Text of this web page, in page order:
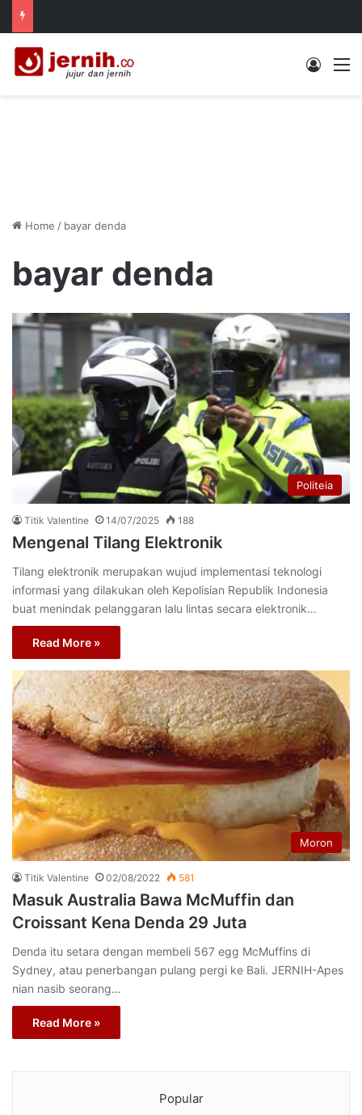
Log In
Home / bayar denda
bayar denda
Politeia
Titik Valentine 14/07/2025 188
Mengenal Tilang Elektronik
Tilang elektronik merupakan wujud implementasi teknologi
informasi yang dilakukan oleh Kepolisian Republik Indonesia
buat menindak pelanggaran lalu lintas secara elektronik…
Read More »
Moron
Titik Valentine 02/08/2022 581
Masuk Australia Bawa McMuffin dan
Croissant Kena Denda 29 Juta
Denda itu setara dengan membeli 567 egg McMuffins di
Sydney, atau penerbangan pulang pergi ke Bali. JERNIH-Apes
nian nasib seorang…
Read More »
Popular